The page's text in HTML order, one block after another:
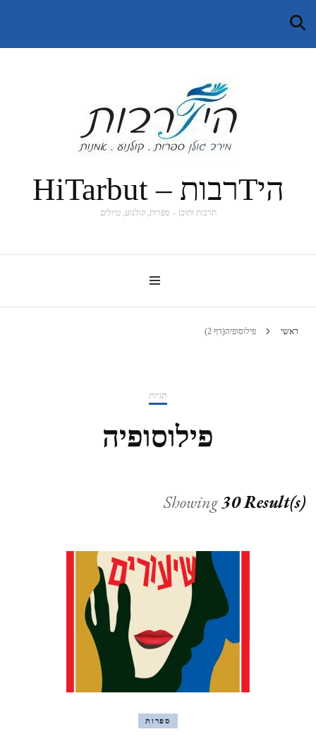
היTרבות – HiTarbut
תרבות ותוכן – ספרות, קולנוע, טיולים
ראשי פילוסופיה(דף 2)
תגיות
פילוסופיה
Showing30 Result(s)
ספרות